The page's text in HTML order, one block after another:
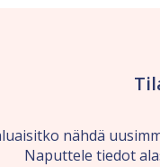
nähdä
Naputtele tiedot